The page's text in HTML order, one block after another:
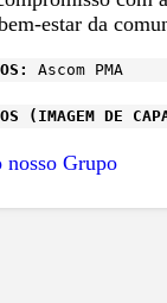
estar da
Ascom PMA
(IMAGEM DE